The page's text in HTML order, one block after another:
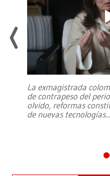
La exmagistrada
de contrapeso del
olvido, reformas
de nuevas tecnologías...